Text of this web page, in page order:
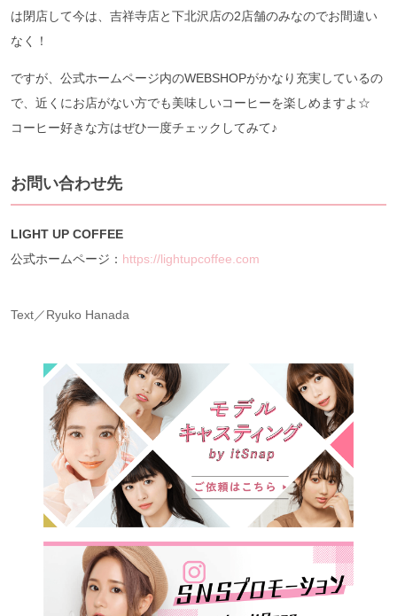
は閉店して今は、吉祥寺店と下北沢店の2店舗のみなのでお間違い
なく！
ですが、公式ホームページ内のWEBSHOPがかなり充実しているの
で、近くにお店がない方でも美味しいコーヒーを楽しめますよ☆
コーヒー好きな方はぜひ一度チェックしてみて♪
お問い合わせ先
LIGHT UP COFFEE
公式ホームページ： https://lightupcoffee.com
Text／Ryuko Hanada